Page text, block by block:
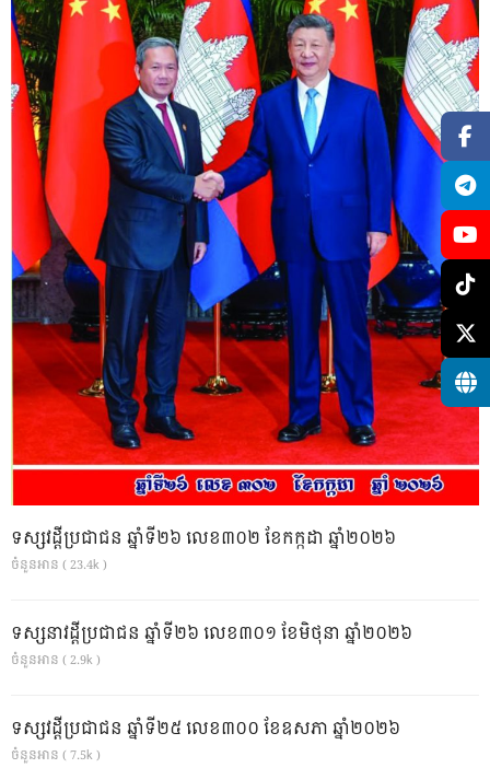
ទស្សវដ្តីប្រជាជន ឆ្នាំទី២៦ លេខ៣០២ ខែកក្កដា ឆ្នាំ២០២៦
ចំនួនអាន ( 23.4k )
ទស្សនាវដ្ដីប្រជាជន ឆ្នាំទី២៦ លេខ៣០១ ខែមិថុនា ឆ្នាំ២០២៦
ចំនួនអាន ( 2.9k )
ទស្សវដ្តីប្រជាជន ឆ្នាំទី២៥ លេខ៣០០ ខែឧសភា ឆ្នាំ២០២៦
ចំនួនអាន ( 7.5k )